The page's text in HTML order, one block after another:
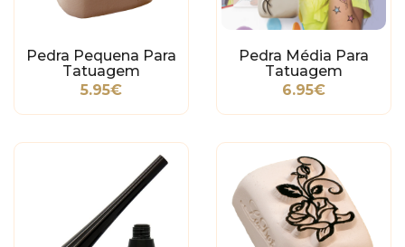
Pedra Pequena Para
Tatuagem
Temporária - Laço
5.95€
Pedra Média Para
Tatuagem
Temporária - Balões
6.95€